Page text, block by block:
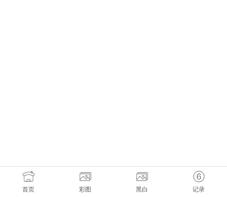
首页 彩图 黑白 记录